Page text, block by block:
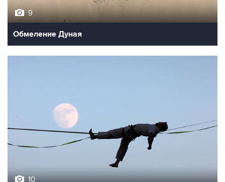
Обмеление Дуная
Лучшие фото недели